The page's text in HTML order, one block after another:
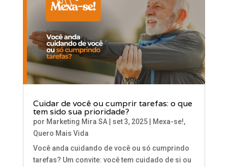
Cuidar de você ou cumprir tarefas: o que
tem sido sua prioridade?
por Marketing Mira SA| set 3, 2025| Mexa-se!,
Quero Mais Vida
Você anda cuidando de você ou só cumprindo
tarefas? Um convite: você tem cuidado de si ou